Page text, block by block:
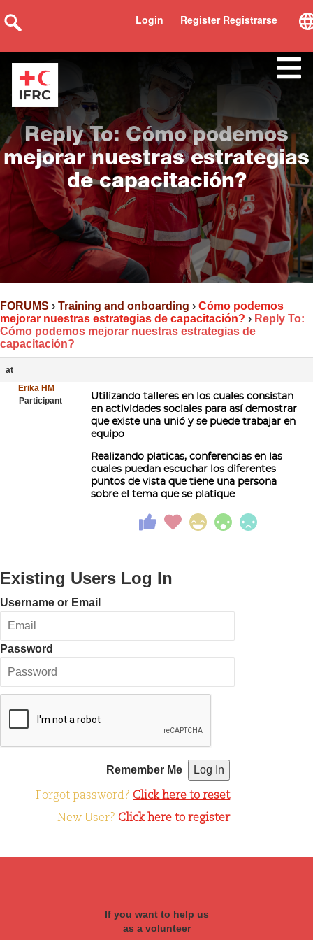
Register Registrarse
Login
Reply To: Cómo podemos
mejorar nuestras estrategias
de capacitación?
FORUMS › Training and onboarding › Cómo podemos
mejorar nuestras estrategias de capacitación? › Reply To:
Cómo podemos mejorar nuestras estrategias de
capacitación?
at
Erika HM
Participant
Utilizando talleres en los cuales consistan
en actividades sociales para así demostrar
que existe una unió y se puede trabajar en
equipo
Realizando platicas, conferencias en las
cuales puedan escuchar los diferentes
puntos de vista que tiene una persona
sobre el tema que se platique
Existing Users Log In
Username or Email
Password
Remember Me
Forgot password? Click here to reset
New User? Click here to register
If you want to help us
as a volunteer